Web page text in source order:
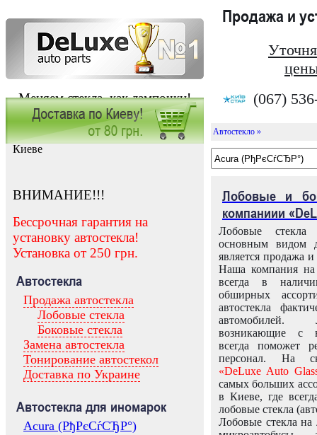
Меняем стекла, как лампочки!
Продажа и
(067)
Заказать установку автостекла в
Киеве
ВНИМАНИЕ!!!
Бессрочная гарантия на
установку автостекла!
Установка от 250 грн.
Автостекла
Продажа автостекла
Лобовые стекла
Боковые стекла
Замена автостекла
Тонирование автостекол
Доставка по Украине
Автостекла для иномарок
Acura (РђРєСѓСЂР°)
Автостекло »
Лобовые и
компаниии
Лобовые
основным видом
является продажа и
Наша компания на
всегда в
обширных
автостекла
возникающие с
всегда поможет
персонал. На
«DeLuxe Auto
самых больших
в Киеве, где
лобовые стекла
Лобовые стекла на